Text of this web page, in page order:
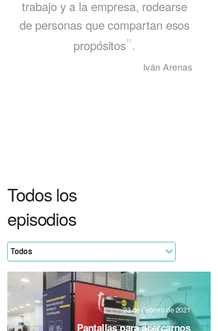
trabajo y a la empresa, rodearse
de personas que compartan esos
propósitos
Iván Arenas
Todoslos
episodios
23 de Febrero de 2021
Pantallas para acercarnos